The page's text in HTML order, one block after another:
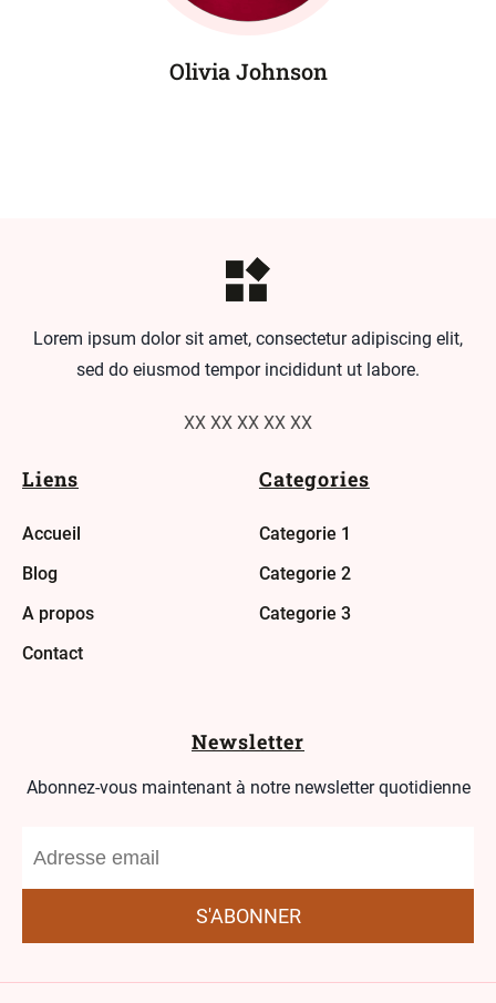
Olivia Johnson
Lorem ipsum dolor sit amet, consectetur adipiscing elit,
sed do eiusmod tempor incididunt ut labore.
XX XX XX XX XX
Liens
Accueil
Blog
A propos
Contact
Categories
Categorie 1
Categorie 2
Categorie 3
Newsletter
Abonnez-vous maintenant à notre newsletter quotidienne
S'ABONNER